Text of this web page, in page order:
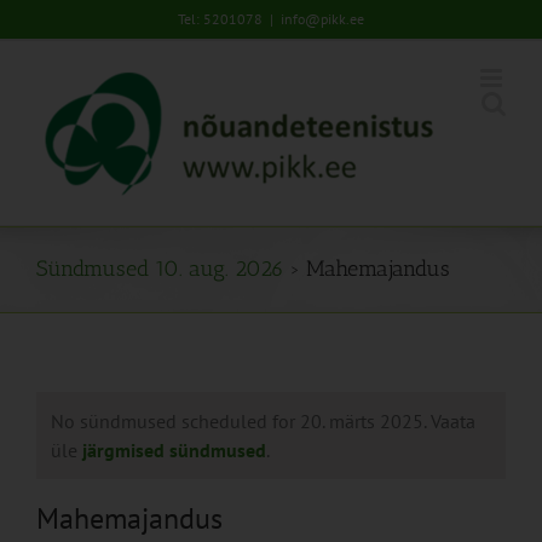
to
Tel: 5201078 | info@pikk.ee
Sündmused 10. aug. 2026 › Mahemajandus
No sündmused scheduled for 20. märts 2025. Vaata
üle järgmised sündmused
Mahemajandus